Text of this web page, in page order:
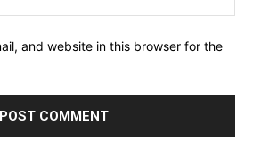
and website in this browser for the